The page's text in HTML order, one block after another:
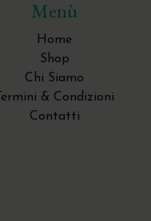
Menù
Home
Shop
Chi Siamo
Termini & Condizioni
Contatti